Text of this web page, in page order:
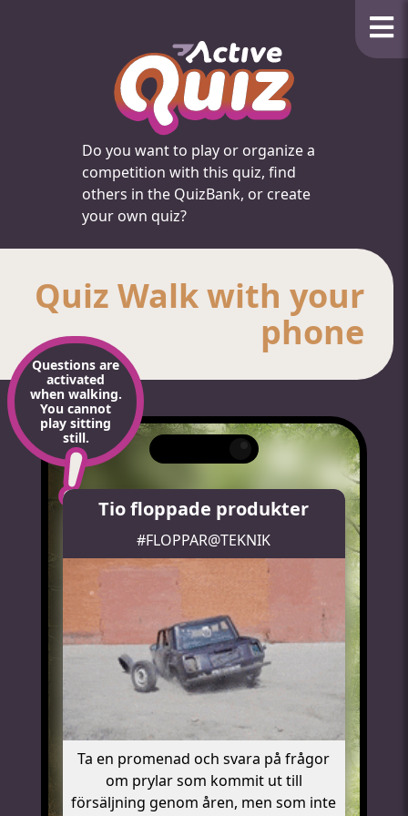
Do you want to play or organize a
competition with this quiz, find
others in the QuizBank, or create
your own quiz?
Quiz Walk with your
phone
Questions are
activated
when walking.
You cannot
play sitting
still.
Tio floppade produkter
#FLOPPAR@TEKNIK
Ta en promenad och svara på frågor
om prylar som kommit ut till
försäljning genom åren, men som inte